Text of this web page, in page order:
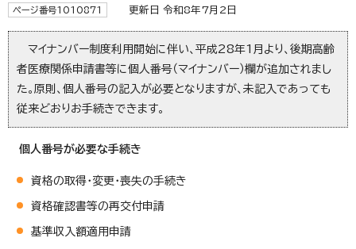
ページ番号1010871 更新日 令和8年7月2日
マイナンバー制度利用開始に伴い、平成28年1月より、後期高齢
者医療関係申請書等に個人番号（マイナンバー）欄が追加されまし
た。原則、個人番号の記入が必要となりますが、未記入であっても
従来どおりお手続きできます。
個人番号が必要な手続き
資格の取得・変更・喪失の手続き
資格確認書等の再交付申請
基準収入額適用申請